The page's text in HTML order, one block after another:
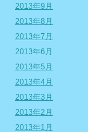
2013年9月
2013年8月
2013年7月
2013年6月
2013年5月
2013年4月
2013年3月
2013年2月
2013年1月